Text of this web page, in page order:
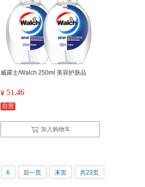
威露士/Walch 250ml 美容护肤品
¥ 51.46
自营
加入购物车
6 后一页 末页 共23页